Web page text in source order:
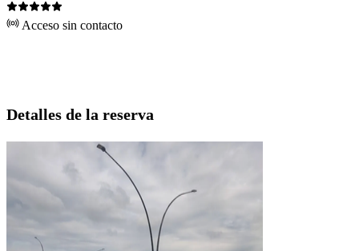
Acceso sin contacto
Detalles de la reserva